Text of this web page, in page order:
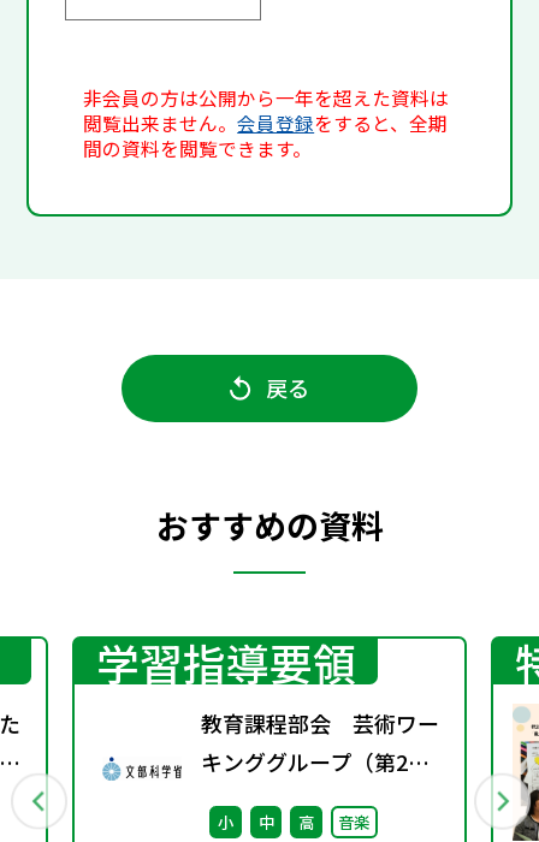
非会員の方は公開から一年を超えた資料は
閲覧出来ません。会員登録をすると、全期
間の資料を閲覧できます。
戻る
おすすめの資料
学習指導要領
教育課程部会 芸術ワー
キンググループ（第2
回） 配付資料
小 中 高
音楽